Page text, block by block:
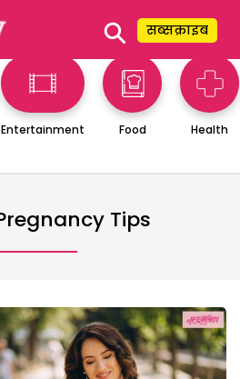
⚲ सब्सक्राइब
Entertainment Food Health
Tips